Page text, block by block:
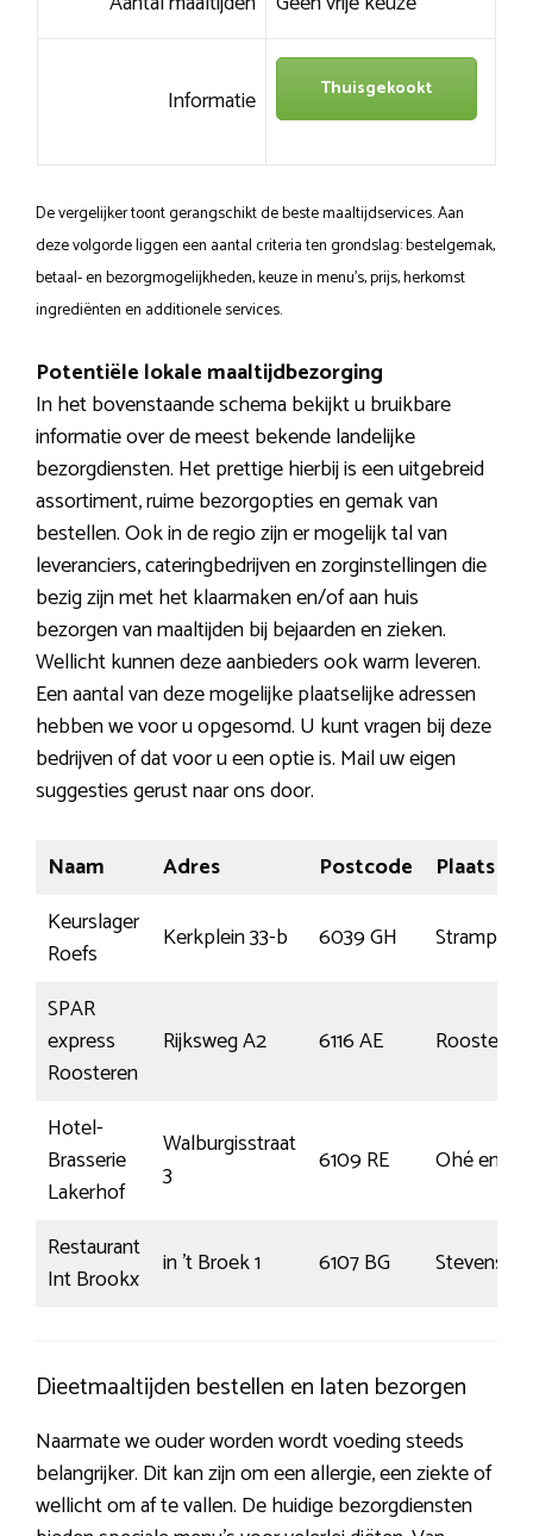
Informatie Thuisgekookt
De vergelijker toont gerangschikt de beste maaltijdservices. Aan
deze volgorde liggen een aantal criteria ten grondslag: bestelgemak,
betaal- en bezorgmogelijkheden, keuze in menu’s, prijs, herkomst
ingrediënten en additionele services.
Potentiële lokale maaltijdbezorging
In het bovenstaande schema bekijkt u bruikbare
informatie over de meest bekende landelijke
bezorgdiensten. Het prettige hierbij is een uitgebreid
assortiment, ruime bezorgopties en gemak van
bestellen. Ook in de regio zijn er mogelijk tal van
leveranciers, cateringbedrijven en zorginstellingen die
bezig zijn met het klaarmaken en/of aan huis
bezorgen van maaltijden bij bejaarden en zieken.
Wellicht kunnen deze aanbieders ook warm leveren.
Een aantal van deze mogelijke plaatselijke adressen
hebben we voor u opgesomd. U kunt vragen bij deze
bedrijven of dat voor u een optie is. Mail uw eigen
suggesties gerust naar ons door.
Naam Adres Postcode
Plaats
Keurslager
Roefs
Kerkplein 33-b 6039 GH
Stramproy
SPAR
express
Roosteren
Rijksweg A2 6116 AE Roosteren
Hotel-
Brasserie
Lakerhof
Walburgisstraat
3
6109 RE Ohé en
Restaurant
Int Brookx
in ’t Broek 1 6107 BG
Dieetmaaltijden bestellen en laten bezorgen
Naarmate we ouder worden wordt voeding steeds
belangrijker. Dit kan zijn om een allergie, een ziekte of
wellicht om af te vallen. De huidige bezorgdiensten